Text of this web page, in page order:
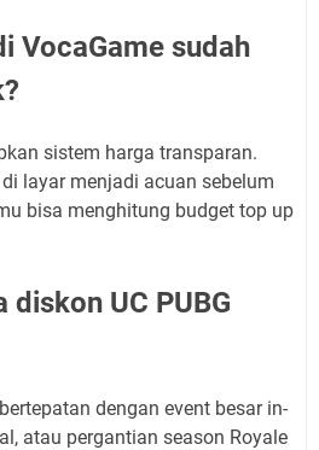
VocaGame sudah
sistem harga transparan.
layar menjadi acuan sebelum
bisa menghitung budget top up
diskon UC PUBG
dengan event besar in-
atau pergantian season Royale